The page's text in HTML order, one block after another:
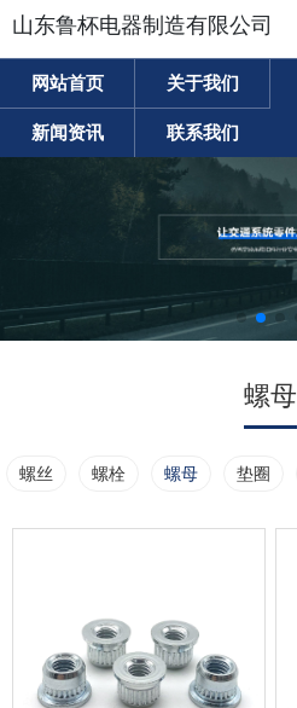
山东鲁杯电器制造有限公司
网站首页 关于我们
新闻资讯 联系我们
螺母
螺丝 螺栓 螺母 垫圈